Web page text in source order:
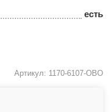
есть
Артикул: 1170-6107-OBO